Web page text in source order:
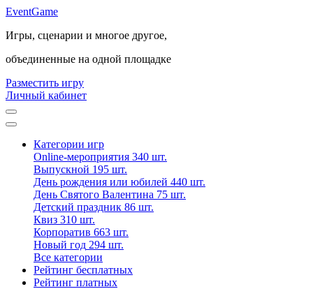
EventGame
Игры, сценарии и многое другое,
объединенные на одной площадке
Разместить игру
Личный кабинет
Категории игр
Online-мероприятия 340 шт.
Выпускной 195 шт.
День рождения или юбилей 440 шт.
День Святого Валентина 75 шт.
Детский праздник 86 шт.
Квиз 310 шт.
Корпоратив 663 шт.
Новый год 294 шт.
Все категории
Рейтинг бесплатных
Рейтинг платных